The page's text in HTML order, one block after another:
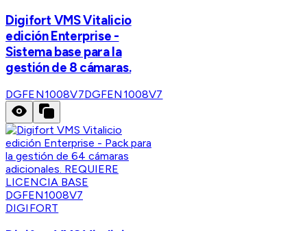
Digifort VMS Vitalicio
edición Enterprise -
Sistema base para la
gestión de 8 cámaras.
DGFEN1008V7DGFEN1008V7
DIGIFORT